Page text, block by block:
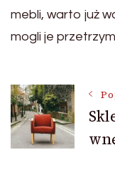
mebli, warto już
mogli je
wpisu